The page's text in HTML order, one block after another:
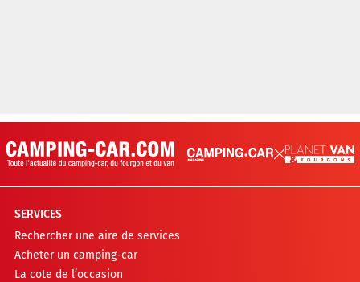
SERVICES
Rechercher une aire de services
Acheter un camping-car
La cote de l’occasion